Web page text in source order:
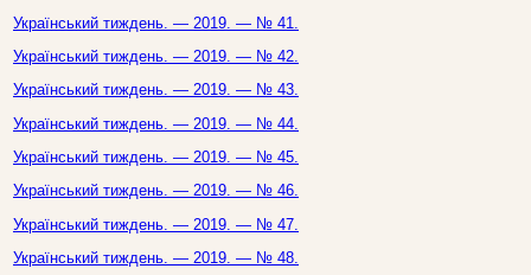
Український тиждень. — 2019. — № 41.
Український тиждень. — 2019. — № 42.
Український тиждень. — 2019. — № 43.
Український тиждень. — 2019. — № 44.
Український тиждень. — 2019. — № 45.
Український тиждень. — 2019. — № 46.
Український тиждень. — 2019. — № 47.
Український тиждень. — 2019. — № 48.